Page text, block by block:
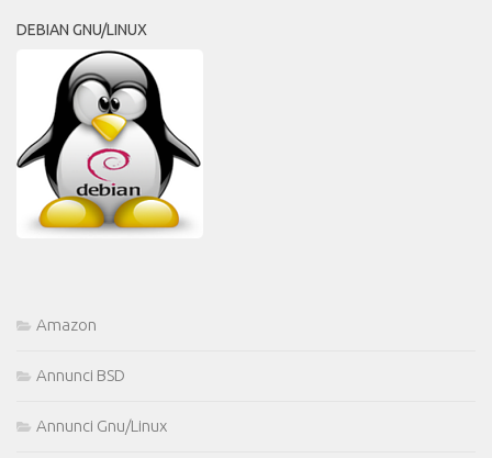
DEBIAN GNU/LINUX
Amazon
Annunci BSD
Annunci Gnu/Linux